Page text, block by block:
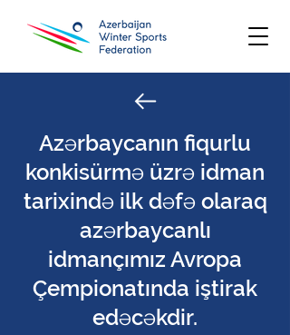
Azərbaycanın fiqurlu
konkisürmə üzrə idman
tarixində ilk dəfə olaraq
azərbaycanlı
idmançımız Avropa
Çempionatında iştirak
edəcəkdir.